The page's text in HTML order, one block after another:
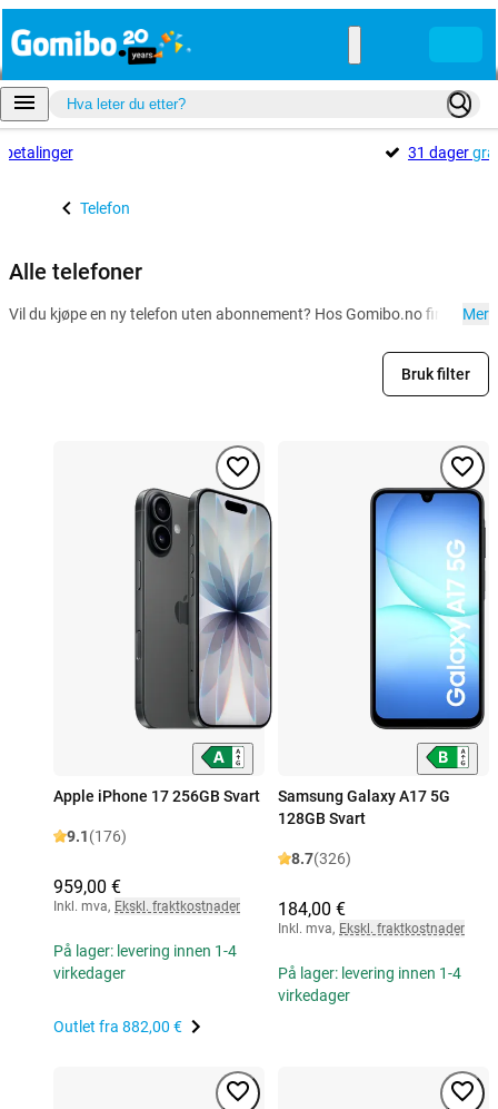
betalinger 31 dager
Telefon
Alle telefoner
Vil du kjøpe en ny telefon uten abonnement? Hos Gomibo.no finnerMer
Bruk filter
Apple iPhone 17 256GB Svart
9.1(176)
959,00 €
Inkl. mva, Ekskl. fraktkostnader
På lager: levering innen 1-4
virkedager
Outlet fra 882,00 €
Samsung Galaxy A17 5G
128GB Svart
8.7(326)
184,00 €
Inkl. mva, Ekskl. fraktkostnader
På lager: levering innen 1-4
virkedager